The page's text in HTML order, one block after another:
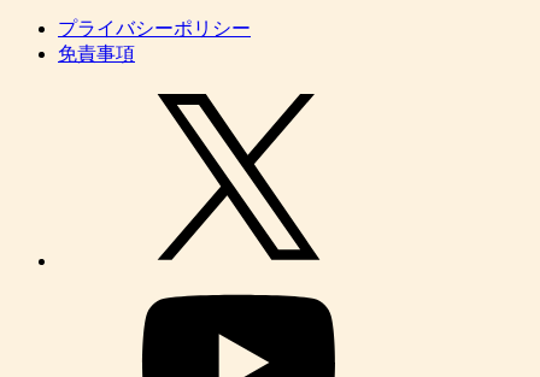
プライバシーポリシー
免責事項